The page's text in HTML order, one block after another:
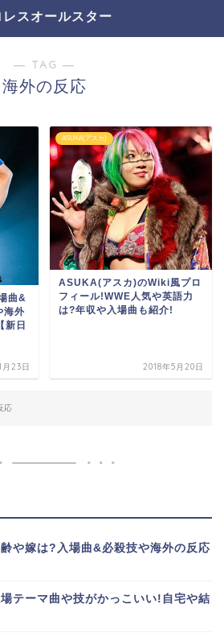
レスオールスター
― TAG ―
海外の反応
曲&
海外
新日
月23日
ASUKA(アスカ)
ASUKA(アスカ)のWiki風プロ
フィール!WWE人気や英語力
は?年収や入場曲も紹介!
2018年5月20日
応
や嫁は?入場曲&必殺技や海外の反応
テーマ曲や技がかっこいい!自宅や結